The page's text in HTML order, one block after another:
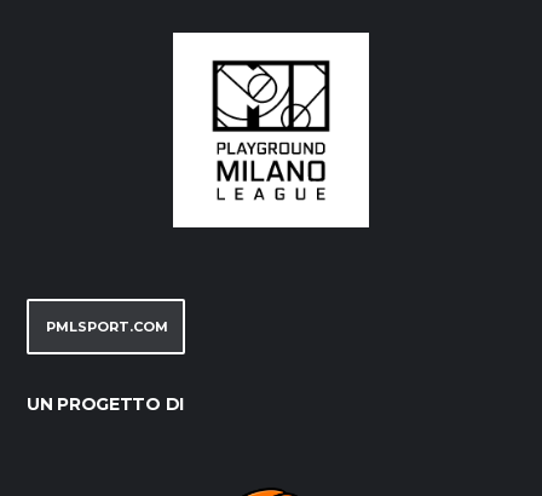
PMLSPORT.COM
UN PROGETTO DI